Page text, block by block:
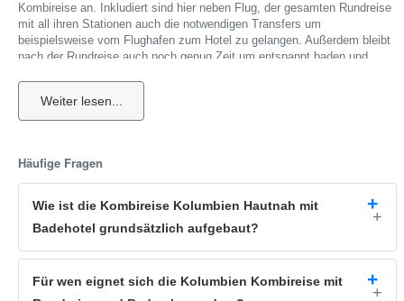
Kombireise an. Inkludiert sind hier neben Flug, der gesamten Rundreise
mit all ihren Stationen auch die notwendigen Transfers um
beispielsweise vom Flughafen zum Hotel zu gelangen. Außerdem bleibt
nach der Rundreise auch noch genug Zeit um entspannt baden und
Kolumbien, das am Pazifischen Ozean liegt, eignet sich bestens für
eine solche Rundreise. Das Land hat mit seinen knapp 48 Millionen
das Zentrum des Landes ist. Bei dem ersten Besuch der Stadt werden
Sie kurz in die Kolonialzeit versetzt, denn viele Einflüsse der
spanischen Eroberer sind auch heute noch deutlich sichtbar. Das
ist eines der Highlights der Stadt, das am zweiten Tag Teil
der Kolumbien Rundreise ist.
besten istBogotávomHausberg Montserrateaus zu sehen. Am
Häufige Fragen
Wie ist die Kombireise Kolumbien Hautnah mit
Badehotel grundsätzlich aufgebaut?
Für wen eignet sich die Kolumbien Kombireise mit